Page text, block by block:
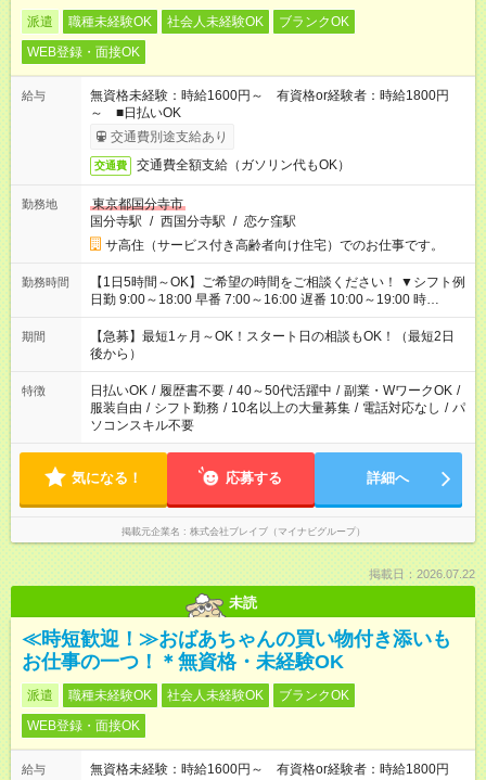
派遣 職種未経験OK 社会人未経験OK
ブランクOK
WEB登録・面接OK
給与
無資格未経験：時給1600円～ 有資格or経験者：時給1800円
～ ■日払いOK
交通費別途支給あり
交通費 交通費全額支給（ガソリン代もOK）
勤務地
東京都国分寺市
国分寺駅 / 西国分寺駅 / 恋ケ窪駅
サ高住（サービス付き高齢者向け住宅）でのお仕事です。
勤務時間
【1日5時間～OK】ご希望の時間をご相談ください！ ▼シフト例
日勤 9:00～18:00 早番 7:00～16:00 遅番 10:00～19:00 時
短 10:00～15:00 上記はあくまで一例です。 「夕方までには帰宅
しておきたい」 「朝はゆっくりのスタートがいい」 「お昼の時
間を有効に使いたい」 など、ご希望があれば教えてください
ね。
期間
【急募】最短1ヶ月～OK！スタート日の相談もOK！（最短2日
後から）
特徴 日払いOK / 履歴書不要 / 40～50代活躍中 / 副業・WワークOK /
服装自由 / シフト勤務 / 10名以上の大量募集 / 電話対応なし / パ
ソコンスキル不要
気になる！ 応募する 詳細へ
掲載元企業名 株式会社ブレイブ（マイナビグループ）
掲載日：2026.07.22
未読
≪時短歓迎！≫おばあちゃんの買い物付き添いも
お仕事の一つ！＊無資格・未経験OK
派遣 職種未経験OK 社会人未経験OK
ブランクOK
WEB登録・面接OK
給与
無資格未経験：時給1600円～ 有資格or経験者：時給1800円